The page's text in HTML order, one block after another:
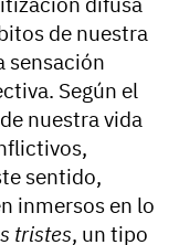
de nuestra
sensación
Según el
nuestra vida
sentido,
inmersos en lo
tristes, un tipo